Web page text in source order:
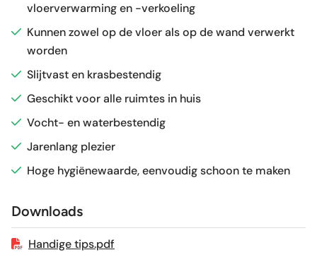
Glans / Mat
Gerectificeerd
Vorstbestendig
Sortering
Craquelé Nee
Geschikt voor vloerverwarming
vloerverwarming en -verkoeling
Kunnen zowel op de vloer als op de wand verwerkt
worden
Slijtvast en krasbestendig
Geschikt voor alle ruimtes in huis
Vocht- en waterbestendig
Jarenlang plezier
Hoge hygiënewaarde, eenvoudig schoon te maken
Downloads
Handige tips.pdf